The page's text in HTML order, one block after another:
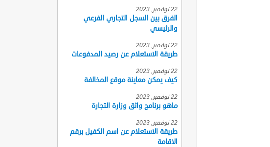
22 نوفمبر, 2023
الفرق بين السجل التجاري الفرعي
والرئيسي
22 نوفمبر, 2023
طريقة الاستعلام عن رصيد المدفوعات
22 نوفمبر, 2023
كيف يمكن معاينة موقع المخالفة
22 نوفمبر, 2023
ماهو برنامج واثق وزارة التجارة
22 نوفمبر, 2023
طريقة الاستعلام عن اسم الكفيل برقم
الاقامة